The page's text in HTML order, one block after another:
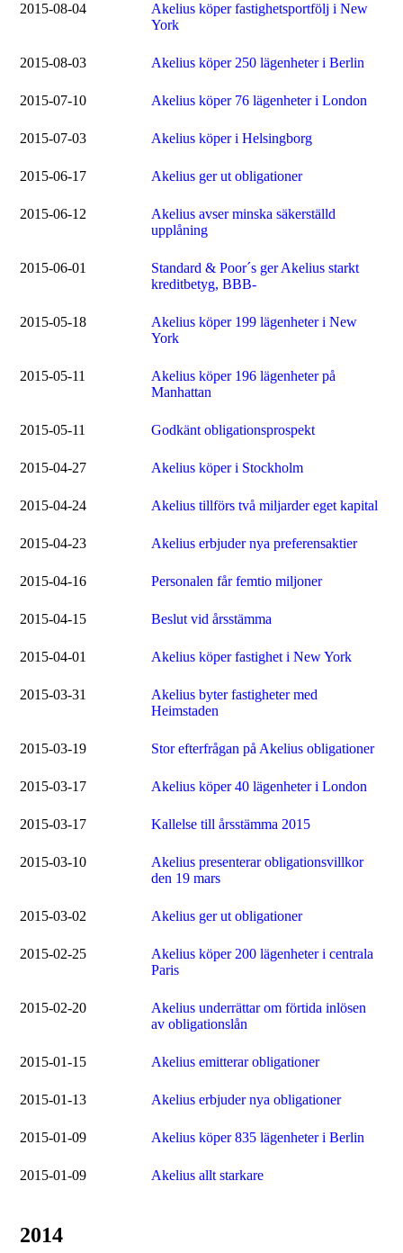
2015-08-04
Akelius köper fastighetsportfölj i New
York
2015-08-03 Akelius köper 250 lägenheter i Berlin
2015-07-10 Akelius köper 76 lägenheter i London
2015-07-03 Akelius köper i Helsingborg
2015-06-17 Akelius ger ut obligationer
2015-06-12
Akelius avser minska säkerställd
upplåning
2015-06-01
Standard & Poor´s ger Akelius starkt
kreditbetyg, BBB-
2015-05-18
Akelius köper 199 lägenheter i New
York
2015-05-11
Akelius köper 196 lägenheter på
Manhattan
2015-05-11 Godkänt obligationsprospekt
2015-04-27 Akelius köper i Stockholm
2015-04-24 Akelius tillförs två miljarder eget kapital
2015-04-23 Akelius erbjuder nya preferensaktier
2015-04-16 Personalen får femtio miljoner
2015-04-15 Beslut vid årsstämma
2015-04-01 Akelius köper fastighet i New York
2015-03-31
Akelius byter fastigheter med
Heimstaden
2015-03-19 Stor efterfrågan på Akelius obligationer
2015-03-17 Akelius köper 40 lägenheter i London
2015-03-17 Kallelse till årsstämma 2015
2015-03-10
Akelius presenterar obligationsvillkor
den 19 mars
2015-03-02 Akelius ger ut obligationer
2015-02-25
Akelius köper 200 lägenheter i centrala
Paris
2015-02-20
Akelius underrättar om förtida inlösen
av obligationslån
2015-01-15 Akelius emitterar obligationer
2015-01-13 Akelius erbjuder nya obligationer
2015-01-09 Akelius köper 835 lägenheter i Berlin
2015-01-09 Akelius allt starkare
2014